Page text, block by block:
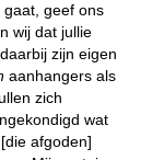
geef ons
wij dat jullie
zijn eigen
aanhangers als
zich
wat
afgoden]